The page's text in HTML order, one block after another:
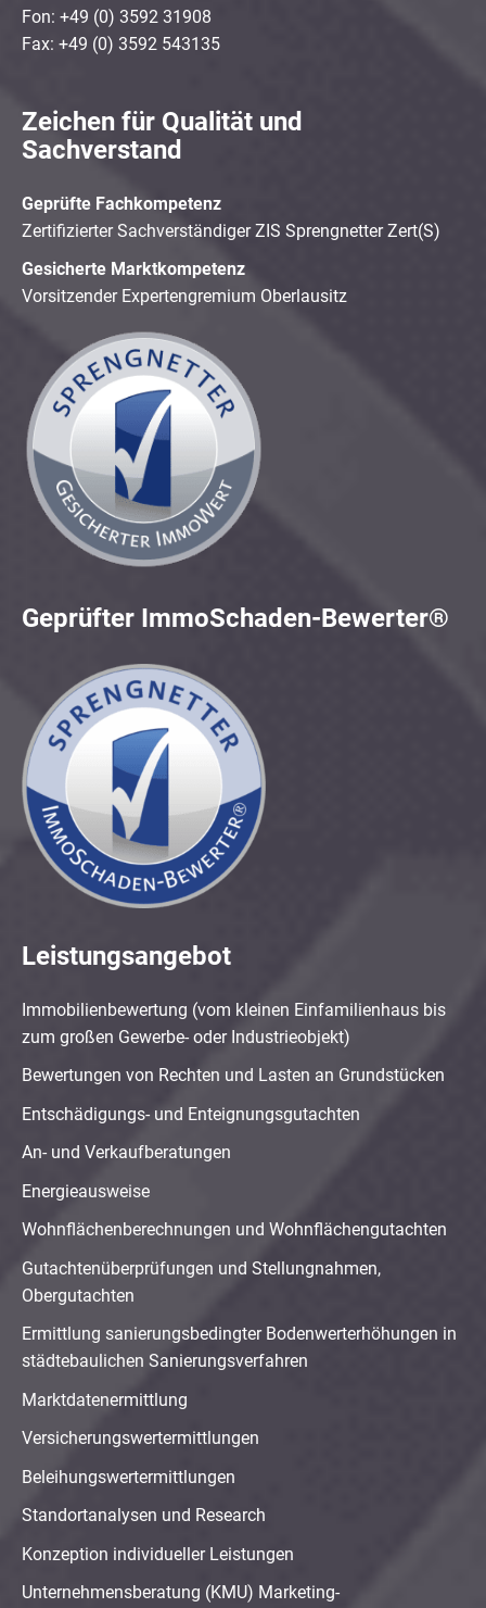
Fon: +49 (0) 3592 31908
Fax: +49 (0) 3592 543135
Zeichen für Qualität und
Sachverstand
Geprüfte Fachkompetenz
Zertifizierter Sachverständiger ZIS Sprengnetter Zert(S)
Gesicherte Marktkompetenz
Vorsitzender Expertengremium Oberlausitz
Geprüfter ImmoSchaden-Bewerter®
Leistungsangebot
Immobilienbewertung (vom kleinen Einfamilienhaus bis
zum großen Gewerbe- oder Industrieobjekt)
Bewertungen von Rechten und Lasten an Grundstücken
Entschädigungs- und Enteignungsgutachten
An- und Verkaufberatungen
Energieausweise
Wohnflächenberechnungen und Wohnflächengutachten
Gutachtenüberprüfungen und Stellungnahmen,
Obergutachten
Ermittlung sanierungsbedingter Bodenwerterhöhungen in
städtebaulichen Sanierungsverfahren
Marktdatenermittlung
Versicherungswertermittlungen
Beleihungswertermittlungen
Standortanalysen und Research
Konzeption individueller Leistungen
Unternehmensberatung (KMU) Marketing-